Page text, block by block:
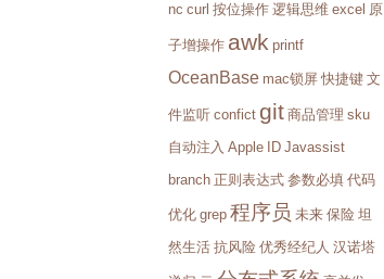
nc curl 按位操作 逻辑思维 excel 原
子增操作 awk printf
OceanBase mac锁屏 快捷键 文
件监听 confict git 商品管理 sku
自动注入 Apple ID Javassist
branch 正则表达式 参数必填 代码
优化 grep 程序员 未来 保险 坦
然生活 抗风险 优秀经纪人 汉诺塔